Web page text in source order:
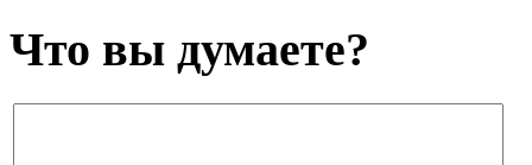
Что вы думаете?